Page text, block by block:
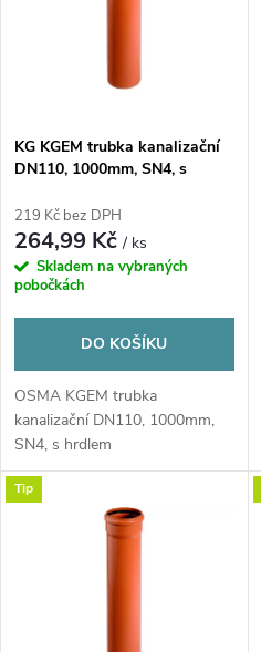
p
r
o
d
u
k
t
s
p
r
o
d
u
k
t
KG KGEM trubka kanalizační
DN110, 1000mm, SN4, s
219 Kč bez DPH
264,99 Kč/ ks
Skladem na vybraných
pobočkách
DO KOŠÍKU
OSMA KGEM trubka
kanalizační DN110, 1000mm,
SN4, s hrdlem
Tip